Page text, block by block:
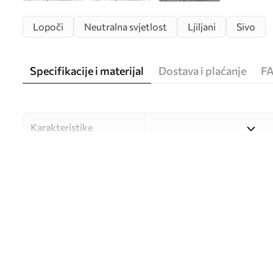
Lopoči Neutralna svjetlost Ljiljani Sivo
Specifikacije i materijal Dostava i plaćanje
Karakteristike